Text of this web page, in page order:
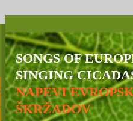
SONGS OF
SINGING
NAPEVI
ŠKRŽADOV